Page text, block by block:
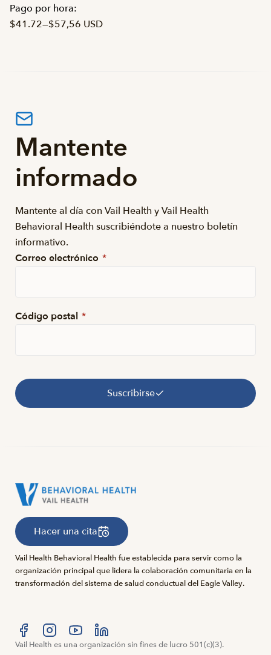
Pago por hora:
$41.72—$57,56 USD
Mantente
informado
Mantente al día con Vail Health y Vail Health
Behavioral Health suscribiéndote a nuestro boletín
informativo.
Correo electrónico *
Código postal *
Suscribirse
Hacer una cita
Vail Health Behavioral Health fue establecida para servir como la
organización principal que lidera la colaboración comunitaria en la
transformación del sistema de salud conductual del Eagle Valley.
Visítanos en Facebook
Visítanos en Instagram
Visítanos en YouTube
Visítanos en LinkedIn
Vail Health es una organización sin fines de lucro 501(c)(3).